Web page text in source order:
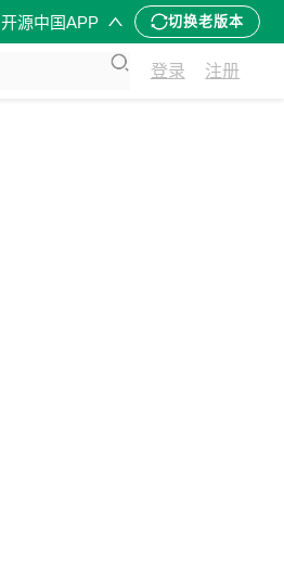
开源中国APP 切换老版本
登录 注册